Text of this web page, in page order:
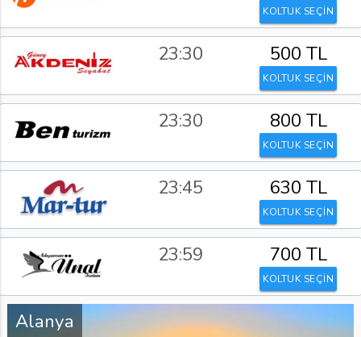
KOLTUK SEÇİN
23:30 500 TL
KOLTUK SEÇİN
23:30 800 TL
KOLTUK SEÇİN
23:45 630 TL
KOLTUK SEÇİN
23:59 700 TL
KOLTUK SEÇİN
Alanya